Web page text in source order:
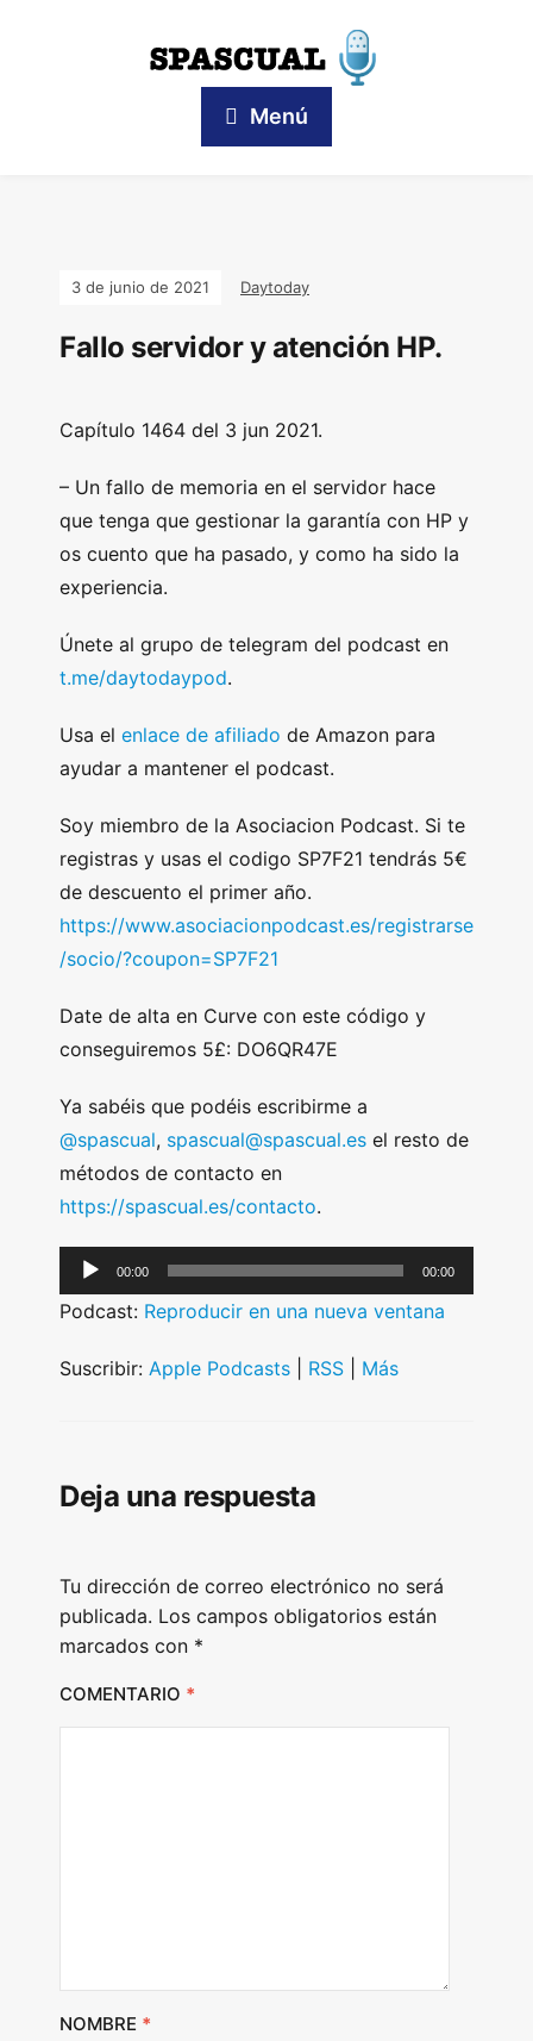
Menú
3 de junio de 2021 Daytoday
Fallo servidor y atención HP.
Capítulo 1464 del 3 jun 2021.
– Un fallo de memoria en el servidor hace
que tenga que gestionar la garantía con HP y
os cuento que ha pasado, y como ha sido la
experiencia.
Únete al grupo de telegram del podcast en
t.me/daytodaypod.
Usa el enlace de afiliado de Amazon para
ayudar a mantener el podcast.
Soy miembro de la Asociacion Podcast. Si te
registras y usas el codigo SP7F21 tendrás 5€
de descuento el primer año.
https://www.asociacionpodcast.es/registrarse
/socio/?coupon=SP7F21
Date de alta en Curve con este código y
conseguiremos 5£: DO6QR47E
Ya sabéis que podéis escribirme a
@spascual, spascual@spascual.es el resto de
métodos de contacto en
https://spascual.es/contacto.
u
i
a
r
00:00 00:00
Podcast: Reproducir en una nueva ventana
Suscribir: Apple Podcasts RSS Más
Deja una respuesta
Tu dirección de correo electrónico no será
publicada. Los campos obligatorios están
marcados con *
COMENTARIO *
NOMBRE *